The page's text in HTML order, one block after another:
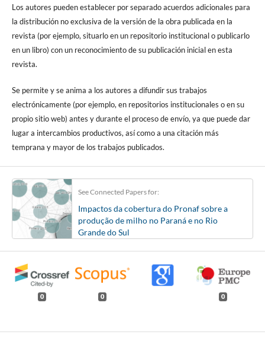
Los autores pueden establecer por separado acuerdos adicionales para
la distribución no exclusiva de la versión de la obra publicada en la
revista (por ejemplo, situarlo en un repositorio institucional o publicarlo
en un libro) con un reconocimiento de su publicación inicial en esta
revista.
Se permite y se anima a los autores a difundir sus trabajos
electrónicamente (por ejemplo, en repositorios institucionales o en su
propio sitio web) antes y durante el proceso de envío, ya que puede dar
lugar a intercambios productivos, así como a una citación más
temprana y mayor de los trabajos publicados.
See Connected Papers for:
Impactos da cobertura do Pronaf sobre a
produção de milho no Paraná e no Rio
Grande do Sul
0 0 0